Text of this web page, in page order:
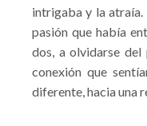
intrigaba y la
pasión que había
dos, a olvidarse del
conexión que
diferente, hacia una